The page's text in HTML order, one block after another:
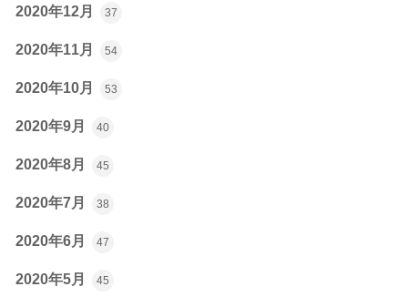
2020年12月 37
2020年11月 54
2020年10月 53
2020年9月 40
2020年8月 45
2020年7月 38
2020年6月 47
2020年5月 45